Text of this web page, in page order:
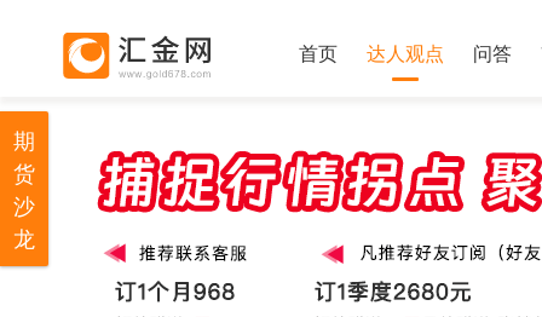
首页 达人观点 问答
期
货
沙
龙